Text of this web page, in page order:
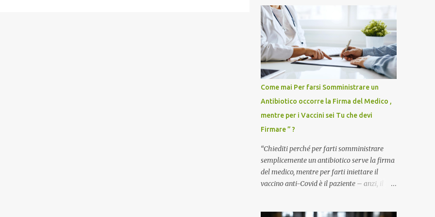
Come mai Per farsi Somministrare un
Antibiotico occorre la Firma del Medico ,
mentre per i Vaccini sei Tu che devi
Firmare ” ?
“Chiediti perché per farti somministrare
semplicemente un antibiotico serve la firma
del medico, mentre per farti iniettare il
vaccino anti-Covid è il paziente – anzi, il